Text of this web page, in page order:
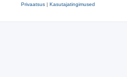
Privaatsus | Kasutajatingimused